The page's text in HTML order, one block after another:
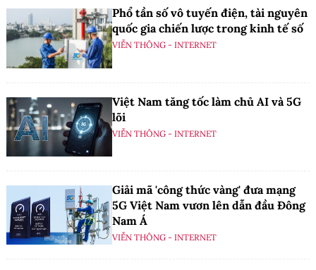
Phổ tần số vô tuyến điện, tài nguyên
quốc gia chiến lược trong kinh tế số
VIỄN THÔNG - INTERNET
Việt Nam tăng tốc làm chủ AI và 5G
lõi
VIỄN THÔNG - INTERNET
Giải mã 'công thức vàng' đưa mạng
5G Việt Nam vươn lên dẫn đầu Đông
Nam Á
VIỄN THÔNG - INTERNET